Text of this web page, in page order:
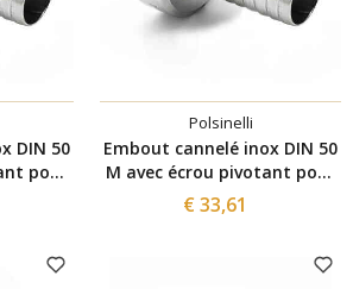
DIN 50
pour
Polsinelli
Embout cannelé inox DIN 50
M avec écrou pivotant pour
tuyau ⌀40
€ 33,61